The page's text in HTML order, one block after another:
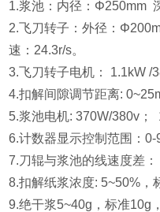
1.浆池：内径：Φ250mm
2.飞刀转子：外径：
速：24.3r/s。
3.飞刀转子电机： 1.1kW /
4.扣解间隙调节距离:
5.浆池电机: 370W/380v；
6.计数器显示控制范围：0-
7.刀辊与浆池的线速度差：
8.扣解纸浆浓度: 5~50%，
9.绝干浆5~40g，标准10g